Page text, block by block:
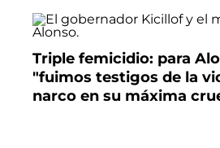
Triple femicidio: para
"fuimos testigos de la
narco en su máxima